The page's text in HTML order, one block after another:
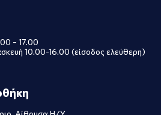
– 17.00
10.00-16.00 (είσοδος ελεύθερη)